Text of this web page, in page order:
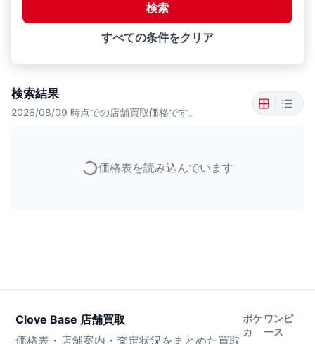
検索
すべての条件をクリア
検索結果
2026/08/09 時点での店舗買取価格です。
価格表を読み込んでいます
Clove Base 店舗買取
価格表・店舗案内・査定状況をまとめた買取
ポケ
カ
ワンピ
ース